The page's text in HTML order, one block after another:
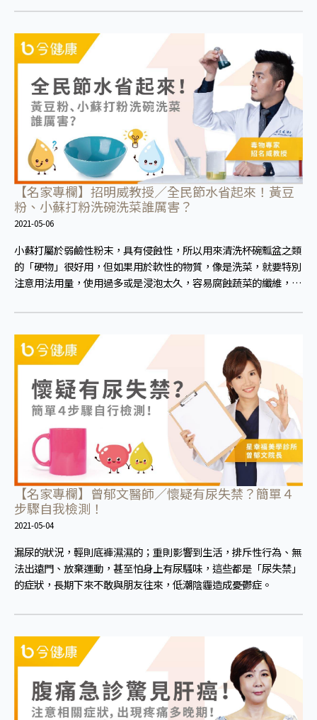
灼熱感，眼屎多到會「牽絲」，也就是水樣分泌物增加，這樣就是
感染性結膜炎了，這時候就要使用菊花、金銀花來治療；假如單純
的眼睛乾澀，結膜沒有紅，眼睛周圍沒有眼屎，這種情況是屬於
「陰虛」，就可以使用枸杞、蓮藕、麥門冬、山藥等比較滋潤的藥
材，效果就更顯著。
【名家專欄】招明威教授／全民節水省起來！黃豆
粉、小蘇打粉洗碗洗菜誰厲害？
2021-05-06
小蘇打屬於弱鹼性粉末，具有侵蝕性，所以用來清洗杯碗瓢盆之類
的「硬物」很好用，但如果用於軟性的物質，像是洗菜，就要特別
注意用法用量，使用過多或是浸泡太久，容易腐蝕蔬菜的纖維，讓
【名家專欄】曾郁文醫師／懷疑有尿失禁？簡單４
步驟自我檢測！
2021-05-04
漏尿的狀況，輕則底褲濕濕的；重則影響到生活，排斥性行為、無
法出遠門、放棄運動，甚至怕身上有尿騷味，這些都是「尿失禁」
的症狀，長期下來不敢與朋友往來，低潮陰霾造成憂鬱症。